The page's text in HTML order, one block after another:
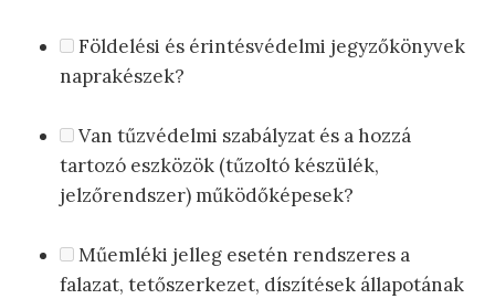
Földelési és érintésvédelmi jegyzőkönyvek
naprakészek?
Van tűzvédelmi szabályzat és a hozzá
tartozó eszközök (tűzoltó készülék,
jelzőrendszer) működőképesek?
Műemléki jelleg esetén rendszeres a
falazat, tetőszerkezet, díszítések állapotának